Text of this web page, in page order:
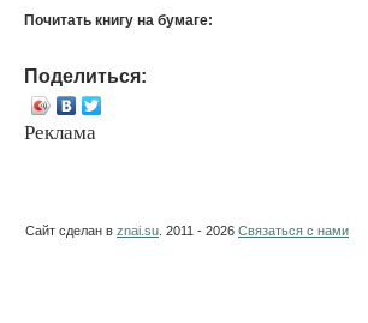
Почитать книгу на бумаге:
Поделиться:
Реклама
Сайт сделан в znai.su . 2011 - 2026 Связаться с нами